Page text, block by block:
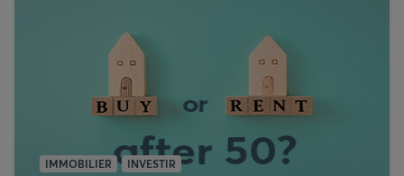
IMMOBILIER INVESTIR